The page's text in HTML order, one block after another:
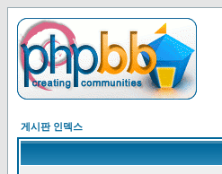
게시판 인덱스